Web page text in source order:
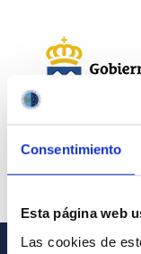
Consentimiento
Esta página web
Las cookies de